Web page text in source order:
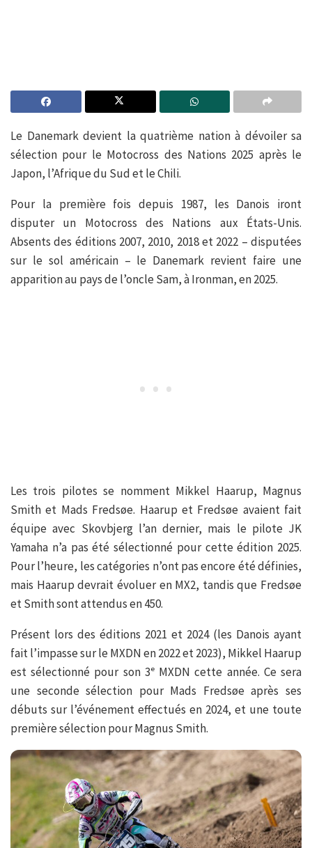
Le Danemark devient la quatrième nation à dévoiler sa
sélection pour le Motocross des Nations 2025 après le
Japon, l’Afrique du Sud et le Chili.
Pour la première fois depuis 1987, les Danois iront
disputer un Motocross des Nations aux États-Unis.
Absents des éditions 2007, 2010, 2018 et 2022 – disputées
sur le sol américain – le Danemark revient faire une
apparition au pays de l’oncle Sam, à Ironman, en 2025.
Les trois pilotes se nomment Mikkel Haarup, Magnus
Smith et Mads Fredsøe. Haarup et Fredsøe avaient fait
équipe avec Skovbjerg l’an dernier, mais le pilote JK
Yamaha n’a pas été sélectionné pour cette édition 2025.
Pour l’heure, les catégories n’ont pas encore été définies,
mais Haarup devrait évoluer en MX2, tandis que Fredsøe
et Smith sont attendus en 450.
Présent lors des éditions 2021 et 2024 (les Danois ayant
fait l’impasse sur le MXDN en 2022 et 2023), Mikkel Haarup
est sélectionné pour son 3ᵉ MXDN cette année. Ce sera
une seconde sélection pour Mads Fredsøe après ses
débuts sur l’événement effectués en 2024, et une toute
première sélection pour Magnus Smith.